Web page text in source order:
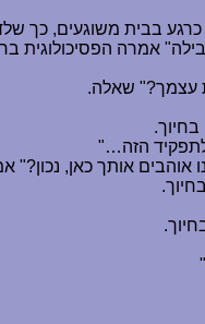
כרגע בבית משוגעים, כך
אמרה הפסיכולוגית
עצמך?" שאלה.
הזה…
"
אוהבים אותך כאן, נכון?"